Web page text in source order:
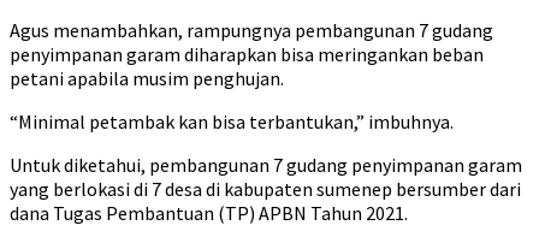
Agus menambahkan, rampungnya pembangunan 7 gudang
penyimpanan garam diharapkan bisa meringankan beban
petani apabila musim penghujan.
“Minimal petambak kan bisa terbantukan,” imbuhnya.
Untuk diketahui, pembangunan 7 gudang penyimpanan garam
yang berlokasi di 7 desa di kabupaten sumenep bersumber dari
dana Tugas Pembantuan (TP) APBN Tahun 2021.